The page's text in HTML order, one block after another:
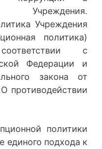
Учреждения
политика)
с
Федерации и
закона от
противодействии
политики
единого подхода к